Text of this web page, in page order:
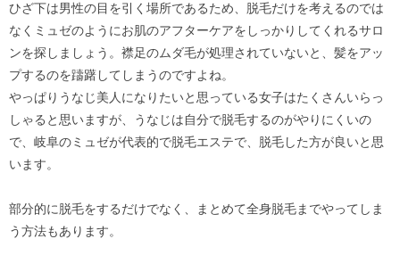
ひざ下は男性の目を引く場所であるため、脱毛だけを考えるのでは
なくミュゼのようにお肌のアフターケアをしっかりしてくれるサロ
ンを探しましょう。襟足のムダ毛が処理されていないと、髪をアッ
プするのを躊躇してしまうのですよね。
やっぱりうなじ美人になりたいと思っている女子はたくさんいらっ
しゃると思いますが、うなじは自分で脱毛するのがやりにくいの
で、岐阜のミュゼが代表的で脱毛エステで、脱毛した方が良いと思
います。
部分的に脱毛をするだけでなく、まとめて全身脱毛までやってしま
う方法もあります。